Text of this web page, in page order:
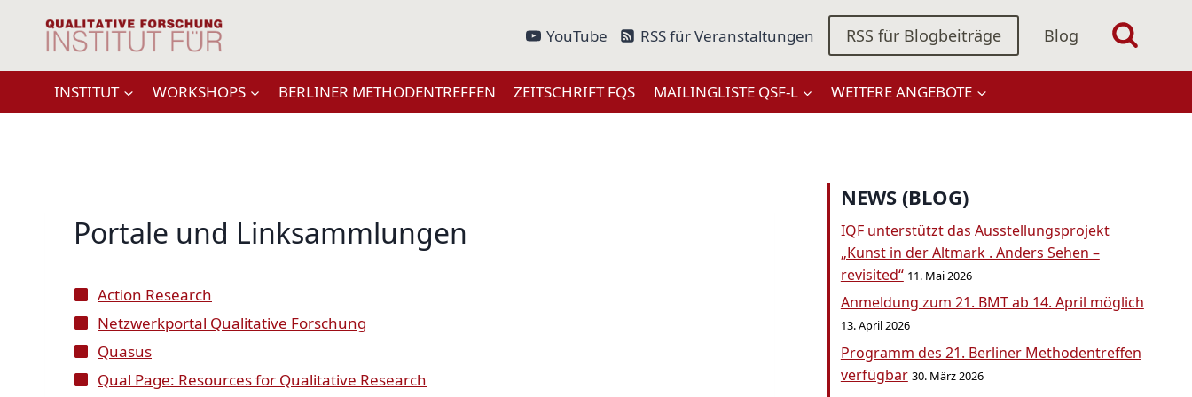
YouTube RSS für Veranstaltungen RSS für Blogbeiträge Blog
INSTITUT WORKSHOPS BERLINER METHODENTREFFEN ZEITSCHRIFT FQS MAILINGLISTE QSF-L WEITERE ANGEBOTE
Portale und Linksammlungen
Action Research
Netzwerkportal Qualitative Forschung
Quasus
Qual Page: Resources for Qualitative Research
NEWS (BLOG)
IQF unterstützt das Ausstellungsprojekt
„Kunst in der Altmark . Anders Sehen –
revisited“ 11. Mai 2026
Anmeldung zum 21. BMT ab 14. April möglich
13. April 2026
Programm des 21. Berliner Methodentreffen
verfügbar 30. März 2026